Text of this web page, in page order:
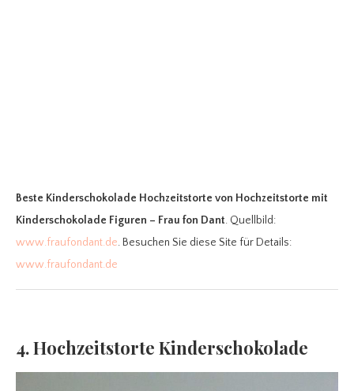
Beste Kinderschokolade Hochzeitstorte von Hochzeitstorte mit
Kinderschokolade Figuren – Frau fon Dant. Quellbild:
www.fraufondant.de. Besuchen Sie diese Site für Details:
www.fraufondant.de
4. Hochzeitstorte Kinderschokolade